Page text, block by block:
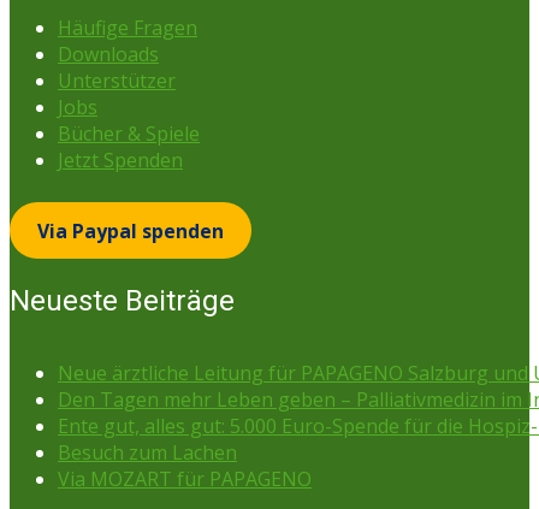
Häufige Fragen
Downloads
Unterstützer
Jobs
Bücher & Spiele
Jetzt Spenden
Via Paypal spenden
Neueste Beiträge
Neue ärztliche Leitung für PAPAGENO Salzburg und
Den Tagen mehr Leben geben – Palliativmedizin im
Ente gut, alles gut: 5.000 Euro-Spende für die
Besuch zum Lachen
Via MOZART für PAPAGENO